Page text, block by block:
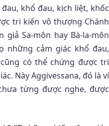
khổ đau, kịch liệt, khốc
tri kiến vô thượng Chánh
giả Sa-môn hay Bà-la-môn
những cảm giác khổ đau,
có thể chứng được tri
Này Aggivessana, đó là ví
từng được nghe, được